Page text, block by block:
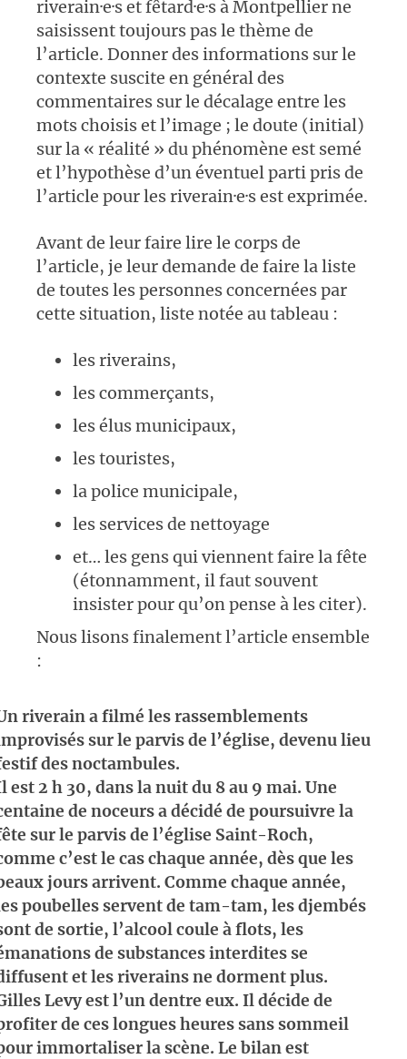
riverain·e·s et fêtard·e·s à Montpellier ne
saisissent toujours pas le thème de
l’article. Donner des informations sur le
contexte suscite en général des
commentaires sur le décalage entre les
mots choisis et l’image ; le doute (initial)
sur la « réalité » du phénomène est semé
et l’hypothèse d’un éventuel parti pris de
l’article pour les riverain·e·s est exprimée.
Avant de leur faire lire le corps de
l’article, je leur demande de faire la liste
de toutes les personnes concernées par
cette situation, liste notée au tableau :
les riverains,
les commerçants,
les élus municipaux,
les touristes,
la police municipale,
les services de nettoyage
et… les gens qui viennent faire la fête
(étonnamment, il faut souvent
insister pour qu’on pense à les citer).
Nous lisons finalement l’article ensemble
:
riverain a filmé les rassemblements
sur le parvis de l’église, devenu lieu
des noctambules.
est 2 h 30, dans la nuit du 8 au 9 mai. Une
de noceurs a décidé de poursuivre la
sur le parvis de l’église Saint-Roch,
c’est le cas chaque année, dès que les
jours arrivent. Comme chaque année,
poubelles servent de tam-tam, les djembés
de sortie, l’alcool coule à flots, les
de substances interdites se
et les riverains ne dorment plus.
Levy est l’un dentre eux. Il décide de
de ces longues heures sans sommeil
immortaliser la scène. Le bilan est